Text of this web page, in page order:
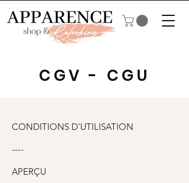
CGV - CGU
CONDITIONS D'UTILISATION
----
APERÇU